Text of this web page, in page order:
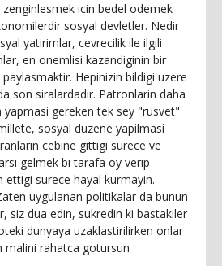
icin bedel odemek
sosyal devletler. Nedir
yatirimlar, cevrecilik ile ilgili
en onemlisi kazandiginin bir
Hepinizin bildigi uzere
son siralardadir. Patronlarin daha
yapmasi gereken tek sey "rusvet"
sosyal duzene yapilmasi
cebine gittigi surece ve
gelmek bi tarafa oy verip
ettigi surece hayal kurmayin.
uygulanan politikalar da bunun
siz dua edin, sukredin ki bastakiler
dunyaya uzaklastirilirken onlar
malini rahatca gotursun